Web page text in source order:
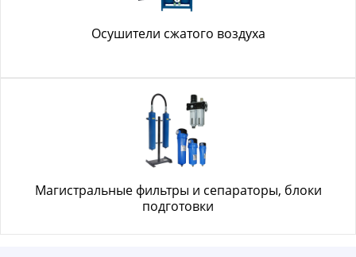
Осушители сжатого воздуха
Магистральные фильтры и сепараторы, блоки
подготовки